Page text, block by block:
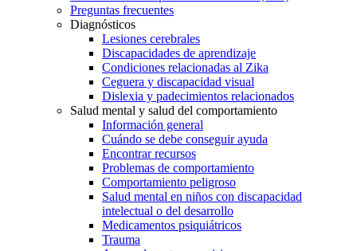
Preguntas frecuentes
Diagnósticos
Lesiones cerebrales
Discapacidades de aprendizaje
Condiciones relacionadas al Zika
Ceguera y discapacidad visual
Dislexia y padecimientos relacionados
Salud mental y salud del comportamiento
Información general
Cuándo se debe conseguir ayuda
Encontrar recursos
Problemas de comportamiento
Comportamiento peligroso
Salud mental en niños con discapacidad
intelectual o del desarrollo
Medicamentos psiquiátricos
Trauma